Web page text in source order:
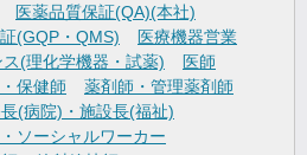
医薬品質保証(QA)(本社)
(GQP・QMS)
医療機器営業
(理化学機器・試薬)
医師
保健師
薬剤師・管理薬剤師
(病院)・施設長(福祉)
ソーシャルワーカー